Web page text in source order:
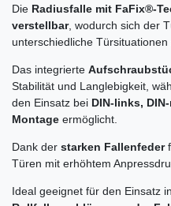
Die Radiusfalle mit FaFix®-
verstellbar, wodurch sich der
unterschiedliche Türsituationen
Das integrierte
Stabilität und Langlebigkeit,
den Einsatz bei DIN-links,
Montage ermöglicht.
Dank der starken Fallenfeder
Türen mit erhöhtem
Ideal geeignet für den Einsatz